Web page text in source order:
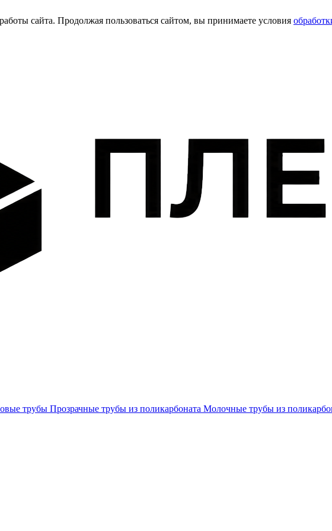
сайта. Продолжая пользоваться сайтом, вы принимаете условия
трубы Прозрачные трубы из поликарбоната Молочные трубы из